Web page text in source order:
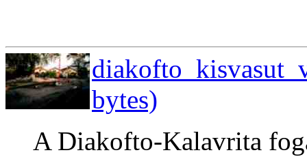
bytes)
A Diakofto-Kalavrita